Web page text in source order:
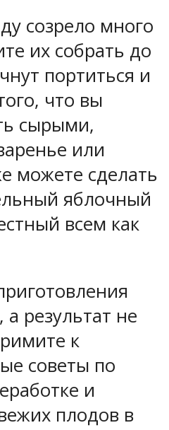
созрело много
их собрать до
портиться и
что вы
сырыми,
или
можете сделать
яблочный
всем как
результат не
к
советы по
и
плодов в